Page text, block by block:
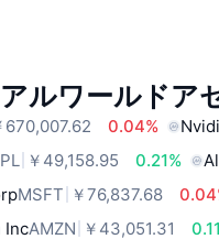
ルワールドア
670,007.62 0.04%
￥49,158.95 0.21%
MSFT ￥76,837.68
IncAMZN ￥43,051.31